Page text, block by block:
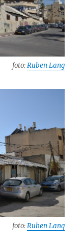
foto:Ruben Lang
foto:Ruben Lang